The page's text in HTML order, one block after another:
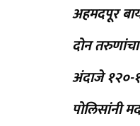
अहमदपूर
दोन
अंदाजे १२०-
पोलिसांनी